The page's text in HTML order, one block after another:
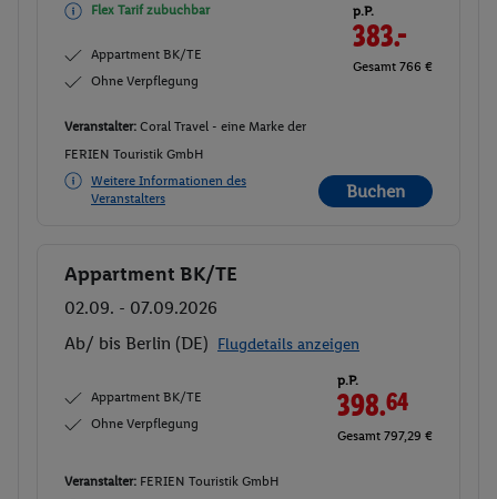
Flex Tarif zubuchbar
Appartment BK/TE
Ohne Verpflegung
p.P.
383.-
Gesamt 766 €
Veranstalter: Coral Travel - eine Marke der
FERIEN Touristik GmbH
Weitere Informationen des
Veranstalters
Buchen
Buchen
Appartment BK/TE
02.09. - 07.09.2026
Ab/ bis Berlin (DE) Flugdetails anzeigen
Appartment BK/TE
Ohne Verpflegung
p.P.
398.64
Gesamt 797,29 €
Veranstalter: FERIEN Touristik GmbH